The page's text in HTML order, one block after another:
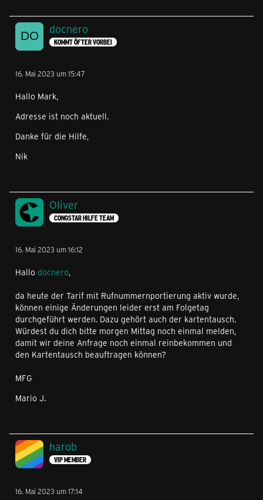
docnero
KOMMT ÖFTER VORBEI
16. Mai 2023 um 15:47
Hallo Mark,
Adresse ist noch aktuell.
Danke für die Hilfe,
Nik
Oliver
CONGSTAR HILFE TEAM
16. Mai 2023 um 16:12
Hallo docnero,
da heute der Tarif mit Rufnummernportierung aktiv wurde,
können einige Änderungen leider erst am Folgetag
durchgeführt werden. Dazu gehört auch der kartentausch.
Würdest du dich bitte morgen Mittag noch einmal melden,
damit wir deine Anfrage noch einmal reinbekommen und
den Kartentausch beauftragen können?
MFG
Mario J.
harob
VIP MEMBER
16. Mai 2023 um 17:14